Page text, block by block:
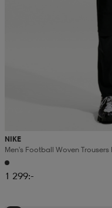
NIKE
Men's Football Woven Trousers
1 299:-